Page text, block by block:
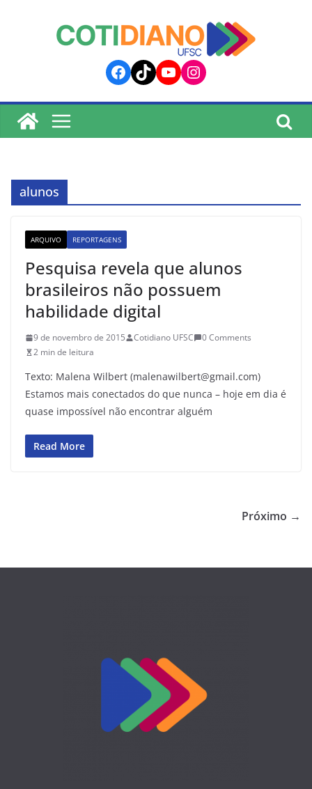
Facebook
TikTokYouTube
Instagram
alunos
ARQUIVO REPORTAGENS
Pesquisa revela que alunos
brasileiros não possuem
habilidade digital
9 de novembro de 2015 Cotidiano UFSC
0 Comments
2 min de leitura
Texto: Malena Wilbert (malenawilbert@gmail.com)
Estamos mais conectados do que nunca – hoje em dia é
quase impossível não encontrar alguém
Read More
Próximo →